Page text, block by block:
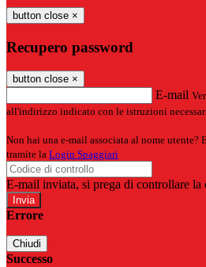
button close ×
Recupero password
button close ×
E-mail
all'indirizzo indicato con le istruzioni
Non hai una e-mail associata al nome utente?
tramite la Login Spaggiari
E-mail inviata, si prega di controllare la
Errore
Chiudi
Successo